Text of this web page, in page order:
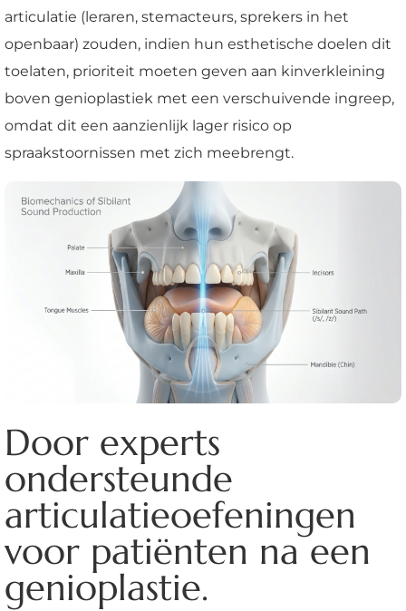
articulatie (leraren, stemacteurs, sprekers in het
openbaar) zouden, indien hun esthetische doelen dit
toelaten, prioriteit moeten geven aan kinverkleining
boven genioplastiek met een verschuivende ingreep,
omdat dit een aanzienlijk lager risico op
spraakstoornissen met zich meebrengt.
Door experts
ondersteunde
articulatieoefeningen
voor patiënten na een
genioplastie.